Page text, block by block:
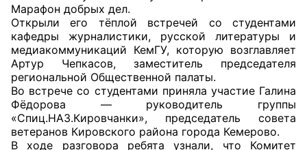
Главная
Общественные советы
Марафон добрых дел.
Открыли его тёплой встречей со студентами
кафедры журналистики, русской литературы и
медиакоммуникаций КемГУ, которую возглавляет
Артур Чепкасов, заместитель председателя
региональной Общественной палаты.
Во встрече со студентами приняла участие Галина
Фëдорова — руководитель группы
«Спиц.НАЗ.Кировчанки», председатель совета
ветеранов Кировского района города Кемерово.
В ходе разговора ребята узнали, что Комитет